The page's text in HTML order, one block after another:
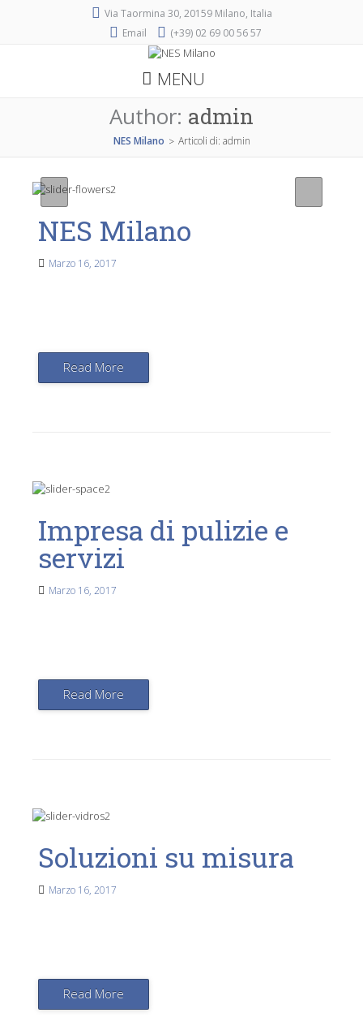
Via Taormina 30, 20159 Milano, Italia
Email
(+39) 02 69 00 56 57
MENU
Author: admin
NES Milano > Articoli di: admin
NES Milano
Marzo 16, 2017
Read More
Impresa di pulizie e
servizi
Marzo 16, 2017
Read More
Soluzioni su misura
Marzo 16, 2017
Read More